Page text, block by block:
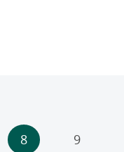
8 9